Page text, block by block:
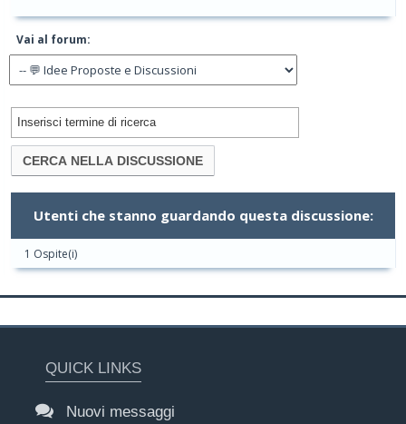
Vai al forum:
Utenti che stanno guardando questa discussione:
1 Ospite(i)
QUICK LINKS
Nuovi messaggi